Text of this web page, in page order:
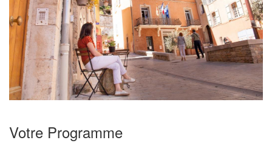
Votre Programme